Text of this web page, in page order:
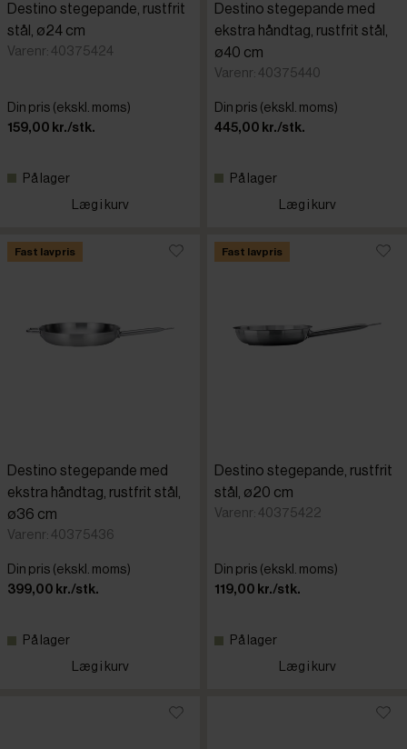
Destino stegepande, rustfrit
stål, ø24 cm
Varenr: 40375424
Din pris (ekskl. moms)
159,00 kr./stk.
På lager
Læg i kurv
Destino stegepande med
ekstra håndtag, rustfrit stål,
ø40 cm
Varenr: 40375440
Din pris (ekskl. moms)
445,00 kr./stk.
På lager
Læg i kurv
Fast lavpris
Destino stegepande med
ekstra håndtag, rustfrit stål,
ø36 cm
Varenr: 40375436
Din pris (ekskl. moms)
399,00 kr./stk.
På lager
Læg i kurv
Fast lavpris
Destino stegepande, rustfrit
stål, ø20 cm
Varenr: 40375422
Din pris (ekskl. moms)
119,00 kr./stk.
På lager
Læg i kurv